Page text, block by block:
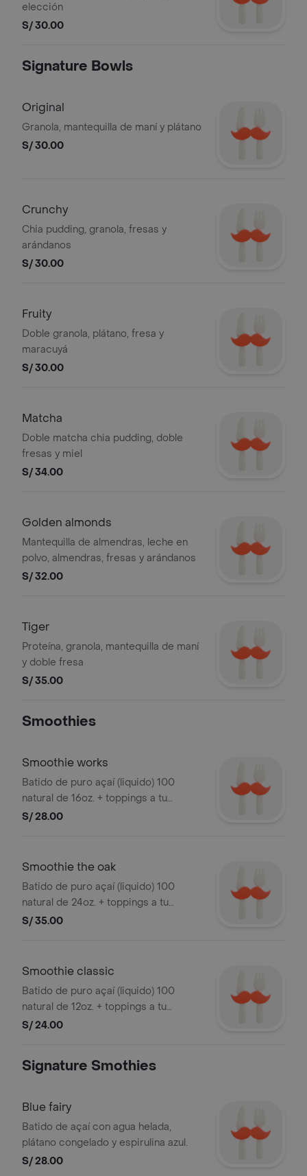
elección
S/ 30.00
Signature Bowls
Original
Granola, mantequilla de maní y plátano
S/ 30.00
Crunchy
Chia pudding, granola, fresas y
arándanos
S/ 30.00
Fruity
Doble granola, plátano, fresa y
maracuyá
S/ 30.00
Matcha
Doble matcha chia pudding, doble
fresas y miel
S/ 34.00
Golden almonds
Mantequilla de almendras, leche en
polvo, almendras, fresas y arándanos
S/ 32.00
Tiger
Proteína, granola, mantequilla de maní
y doble fresa
S/ 35.00
Smoothies
Smoothie works
Batido de puro açaí (liquido) 100
natural de 16oz. + toppings a tu
elección.
S/ 28.00
Smoothie the oak
Batido de puro açaí (liquido) 100
natural de 24oz. + toppings a tu
elección.
S/ 35.00
Smoothie classic
Batido de puro açaí (liquido) 100
natural de 12oz. + toppings a tu
elección.
S/ 24.00
Signature Smothies
Blue fairy
Batido de açaí con agua helada,
plátano congelado y espirulina azul.
S/ 28.00